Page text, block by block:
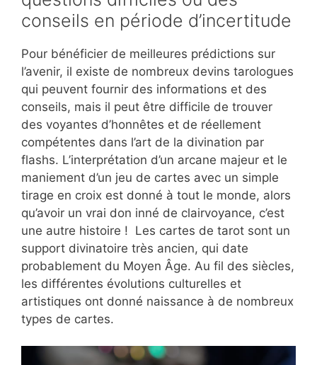
conseils en période d’incertitude
Pour bénéficier de meilleures prédictions sur
l’avenir, il existe de nombreux devins tarologues
qui peuvent fournir des informations et des
conseils, mais il peut être difficile de trouver
des voyantes d’honnêtes et de réellement
compétentes dans l’art de la divination par
flashs. L’interprétation d’un arcane majeur et le
maniement d’un jeu de cartes avec un simple
tirage en croix est donné à tout le monde, alors
qu’avoir un vrai don inné de clairvoyance, c’est
une autre histoire ! Les cartes de tarot sont un
support divinatoire très ancien, qui date
probablement du Moyen Âge. Au fil des siècles,
les différentes évolutions culturelles et
artistiques ont donné naissance à de nombreux
types de cartes.